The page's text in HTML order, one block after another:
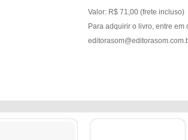
Valor: R$ 71,00 (frete incluso)
Para adquirir o livro, entre em